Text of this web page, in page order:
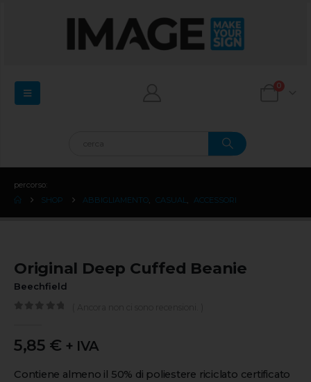
0
percorso:
SHOP
ABBIGLIAMENTO CASUAL ACCESSORI
Original Deep Cuffed Beanie
Beechfield
5,85 € + IVA
Contiene almeno il 50% di poliestere riciclato certificato